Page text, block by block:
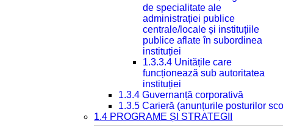
de specialitate ale
administrației publice
centrale/locale și instituțiile
publice aflate în subordinea
instituției
1.3.3.4 Unitățile care
funcționează sub autoritatea
instituției
1.3.4 Guvernanță corporativă
1.3.5 Carieră (anunțurile posturilor
1.4 PROGRAME ȘI STRATEGII